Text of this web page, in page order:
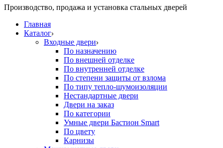
Производство, продажа и установка стальных дверей
Главная
Каталог
Входные двери
По назначению
По внешней отделке
По внутренней отделке
По степени защиты от взлома
По типу тепло-шумоизоляции
Нестандартные двери
Двери на заказ
По категории
Умные двери Бастион Smart
По цвету
Карнизы